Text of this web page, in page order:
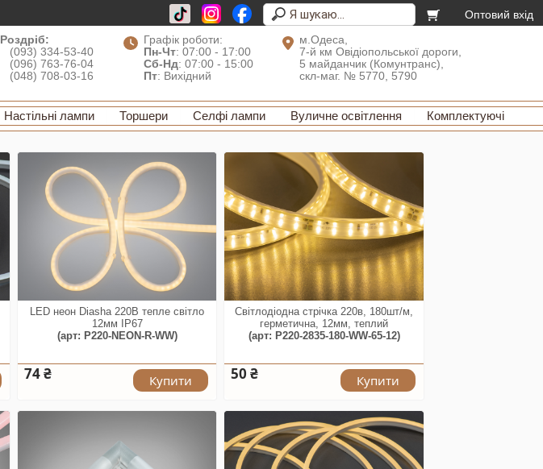
Оптовий вхід
Роздріб:
(093) 334-53-40
(096) 763-76-04
(048) 708-03-16
Графік роботи:
Пн-Чт: 07:00 - 17:00
Сб-Нд: 07:00 - 15:00
Пт: Вихідний
м.Одеса,
7-й км Овідіопольської дороги,
5 майданчик (Комунтранс),
скл-маг. № 5770, 5790
Настільні лампи Торшери Селфі лампи Вуличне освітлення Комплектуючі
LED неон Diasha 220В тепле світло
12мм IP67
(арт: P220-NEON-R-WW)
74 ₴ Купити
Світлодіодна стрічка 220в, 180шт/м,
герметична, 12мм, теплий
(арт: P220-2835-180-WW-65-12)
50 ₴ Купити